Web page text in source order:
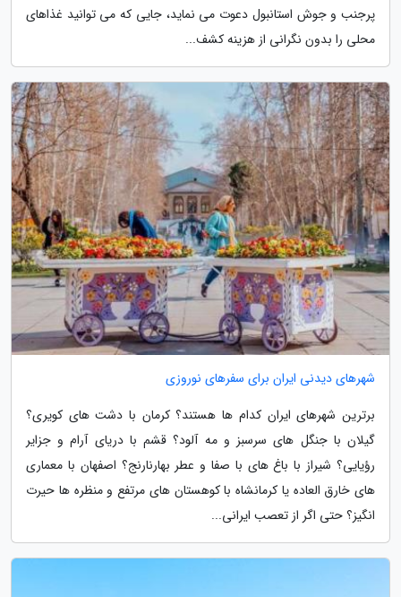
پرجنب و جوش استانبول دعوت می نماید، جایی که می توانید غذاهای
محلی را بدون نگرانی از هزینه کشف...
شهرهای دیدنی ایران برای سفرهای نوروزی
برترین شهرهای ایران کدام ها هستند؟ کرمان با دشت های کویری؟
گیلان با جنگل های سرسبز و مه آلود؟ قشم با دریای آرام و جزایر
رؤیایی؟ شیراز با باغ های با صفا و عطر بهارنارنج؟ اصفهان با معماری
های خارق العاده یا کرمانشاه با کوهستان های مرتفع و منظره ها حیرت
انگیز؟ حتی اگر از تعصب ایرانی...